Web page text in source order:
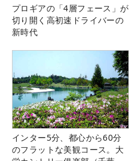
プロギアの「4層フェース」が
切り開く高初速ドライバーの
新時代
インター5分、都心から60分
のフラットな美観コース。大